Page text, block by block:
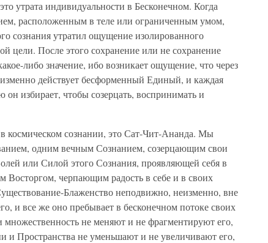
утрата индивидуальности в Бесконечном. Когда
расположенным в теле или ограниченным умом,
сознания утратил ощущение изолированного
цели. После этого сохранение или не сохранение
либо значение, ибо возникает ощущение, что через
действует бесформенный Единый, и каждая
избирает, чтобы созерцать, воспринимать и
космическом сознании, это Сат-Чит-Ананда. Мы
одним вечным Сознанием, созерцающим свои
или Силой этого Сознания, проявляющей себя в
Восторгом, черпающим радость в себе и в своих
Блаженство неподвижно, неизменно, вне
и все же оно пребывает в бесконечном потоке своих
множественность не меняют и не фрагментируют его,
Пространства не уменьшают и не увеличивают его,